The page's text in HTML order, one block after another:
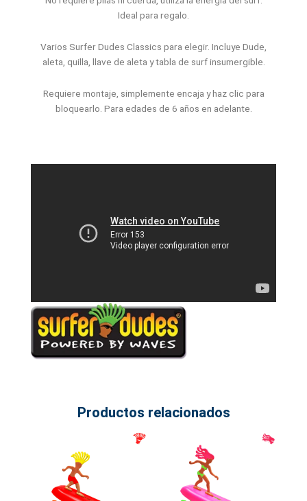
Ideal para regalo.
Varios Surfer Dudes Classics para elegir. Incluye Dude,
aleta, quilla, llave de aleta y tabla de surf insumergible.
Requiere montaje, simplemente encaja y haz clic para
bloquearlo. Para edades de 6 años en adelante.
Productos relacionados